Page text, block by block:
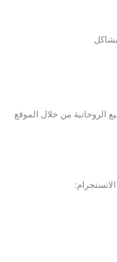
الروحانية من خلال الموقع